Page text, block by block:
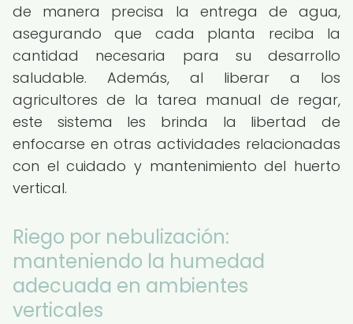
de manera precisa la entrega de agua,
asegurando que cada planta reciba la
cantidad necesaria para su desarrollo
saludable. Además, al liberar a los
agricultores de la tarea manual de regar,
este sistema les brinda la libertad de
enfocarse en otras actividades relacionadas
con el cuidado y mantenimiento del huerto
vertical.
Riego por nebulización:
manteniendo la humedad
adecuada en ambientes
verticales